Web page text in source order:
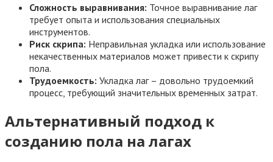
Сложность выравнивания: Точное выравнивание лаг
требует опыта и использования специальных
инструментов.
Риск скрипа: Неправильная укладка или использование
некачественных материалов может привести к скрипу
пола.
Трудоемкость: Укладка лаг – довольно трудоемкий
процесс, требующий значительных временных затрат.
Альтернативный подход к
созданию пола на лагах